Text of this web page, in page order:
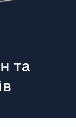
та